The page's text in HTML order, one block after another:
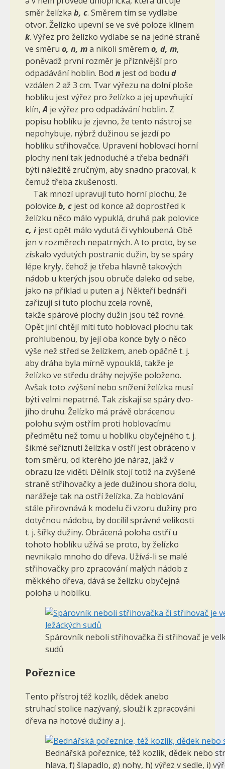
směr želízka b, c. Směrem tím se vydlabe
otvor. Želízko upevní se ve své poloze klínem
k. Výřez pro že­lízko vydlabe se na jedné straně
ve směru o, n, ma nikoli směrem o, d, m,
poněvadž první rozměr je příznivější pro
odpadávání hoblin. Bod n jest od bodu d
vzdálen 2 až 3 cm. Tvar výřezu na dolní ploše
hoblíku jest výřez pro želízko a jej upevňující
klín,A je výřez pro odpadávání hoblin. Z
popisu hoblíku je zjevno, že tento nástroj se
nepo­hybuje, nýbrž dužinou se jezdí po
hoblíku střihovačce. Upravení hoblovací horní
plochy není tak jednoduché a třeba bednáři
býti náležitě zručným, aby snadno pracoval, k
čemuž třeba zkušenosti.
Tak mnozí upravují tuto horní plochu, že
polovice b, c jest od konce až doprostřed k
želízku něco málo vypuklá, druhá pak polovice
c, i jest opět málo vydutá či vyhloubená. Obě
jen v rozměrech nepatrných. A to proto, by se
získalo vydutých postranic dužin, by se spáry
lépe kryly, čehož je třeba hlavně takových
nádob u kte­rých jsou obruče daleko od sebe,
jako na příklad u puten a j. Někteří bednáři
zařizují si tuto plochu zcela rovně,
takže spárové plochy dužin jsou též rovné.
Opět jiní chtějí míti tuto hoblovací plochu tak
prohlubenou, by její oba konce byly o něco
výše než střed se želízkem, aneb opáčně t. j.
aby dráha byla mírně vypouklá, takže je
želízko ve středu dráhy nejvýše položeno.
Avšak toto zvýšení nebo snížení želízka musí
býti velmi nepatrné. Tak získají se spáry dvo­
jího druhu. Želízko má právě obrácenou
polohu svým ostřím proti hoblovacímu
předmětu než tomu u hoblíku obyčejného t. j.
šikmé seříz­nutí želízka v ostří jest obráceno v
tom směru, od kterého jde náraz, jakž v
obrazu lze viděti. Dělník stojí totiž na zvýšené
straně střihovačky a jede dužinou shora dolu,
narážeje tak na ostří želízka. Za hoblování
stále přirovnává k modelu či vzoru dužiny pro
dotyčnou nádobu, by do­cílil správné velikosti
t. j. šířky dužiny. Obrácená poloha ostří u
tohoto hoblíku užívá se proto, by želízko
nevnikalo mnoho do dřeva. Užívá-li se malé
střihovačky pro zpracování malých nádob z
měk­kého dřeva, dává se želízku obyčejná
poloha u hoblíku.
Spárovník neboli střihovačka či střihovač je
sudů
Pořeznice
Tento přístroj též kozlík, dědek anebo
struhací stolice nazývaný, slouží k zpracováni
dřeva na hotové dužiny a j.
Bednářská pořeznice, též kozlík, dědek nebo
hlava, f) šlapadlo, g) nohy, h) výřez v sedle, i)